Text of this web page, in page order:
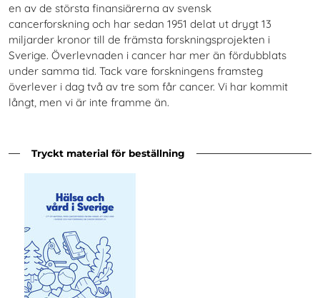
en av de största finansiärerna av svensk
cancerforskning och har sedan 1951 delat ut drygt 13
miljarder kronor till de främsta forskningsprojekten i
Sverige. Överlevnaden i cancer har mer än fördubblats
under samma tid. Tack vare forskningens framsteg
överlever i dag två av tre som får cancer. Vi har kommit
långt, men vi är inte framme än.
Tryckt material för beställning